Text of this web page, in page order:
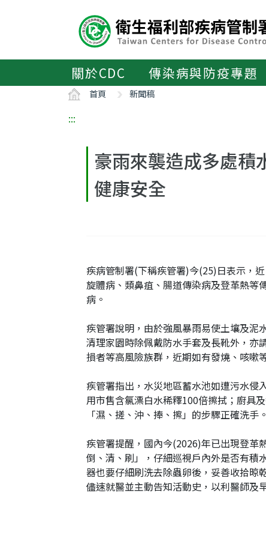
區
關於CDC 傳染病與防疫專題
首頁 新聞稿
:::
豪雨來襲造成多處積
健康安全
疾病管制署(下稱疾管署)今(25)日表示，
旋體病、類鼻疽、腸道傳染病及登革熱等
病。
疾管署說明，由於強風暴雨易使土壤及泥
清理家園時除佩戴防水手套及長靴外，亦
損者等高風險族群，近期如有發燒、咳嗽
疾管署指出，水災地區蓄水池如遭污水侵
用市售含氯漂白水稀釋100倍擦拭；廚具
「濕、搓、沖、捧、擦」的步驟正確洗手。
疾管署提醒，國內今(2026)年已出現登革
倒、清、刷」，仔細巡視戶內外是否有積
器也要仔細刷洗去除蟲卵後，妥善收拾晾
儘速就醫並主動告知活動史，以利醫師及